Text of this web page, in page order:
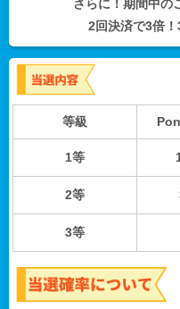
さらに！期間中の
2回決済で3倍！
等級
1等
2等
3等